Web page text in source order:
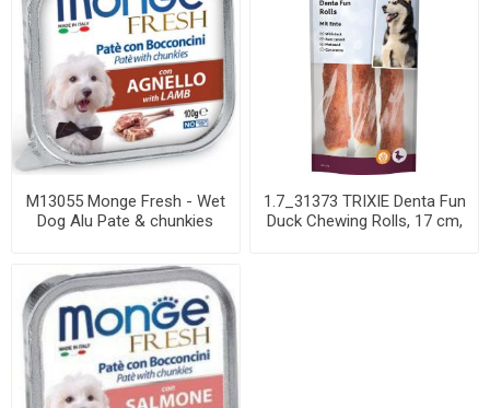
M13055 Monge Fresh - Wet
Dog Alu Pate & chunkies
1.7_31373 TRIXIE Denta Fun
Duck Chewing Rolls, 17 cm,